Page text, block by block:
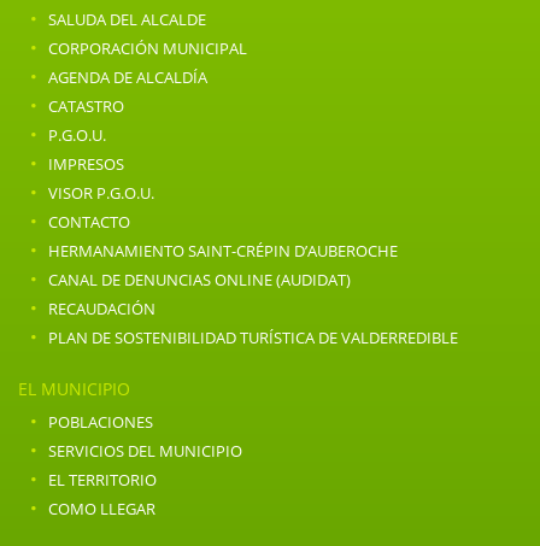
· SALUDA DEL ALCALDE
· CORPORACIÓN MUNICIPAL
· AGENDA DE ALCALDÍA
· CATASTRO
· P.G.O.U.
· IMPRESOS
· VISOR P.G.O.U.
· CONTACTO
· HERMANAMIENTO SAINT-CRÉPIN D’AUBEROCHE
· CANAL DE DENUNCIAS ONLINE (AUDIDAT)
· RECAUDACIÓN
· PLAN DE SOSTENIBILIDAD TURÍSTICA DE VALDERREDIBLE
EL MUNICIPIO
· POBLACIONES
· SERVICIOS DEL MUNICIPIO
· EL TERRITORIO
· COMO LLEGAR